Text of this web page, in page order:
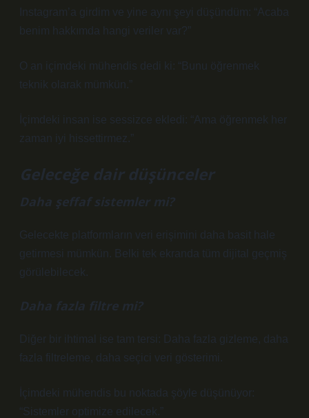
Instagram’a girdim ve yine aynı şeyi düşündüm: “Acaba
benim hakkımda hangi veriler var?”
O an içimdeki mühendis dedi ki: “Bunu öğrenmek
teknik olarak mümkün.”
İçimdeki insan ise sessizce ekledi: “Ama öğrenmek her
zaman iyi hissettirmez.”
Geleceğe dair düşünceler
Daha şeffaf sistemler mi?
Gelecekte platformların veri erişimini daha basit hale
getirmesi mümkün. Belki tek ekranda tüm dijital geçmiş
görülebilecek.
Daha fazla filtre mi?
Diğer bir ihtimal ise tam tersi: Daha fazla gizleme, daha
fazla filtreleme, daha seçici veri gösterimi.
İçimdeki mühendis bu noktada şöyle düşünüyor:
“Sistemler optimize edilecek.”